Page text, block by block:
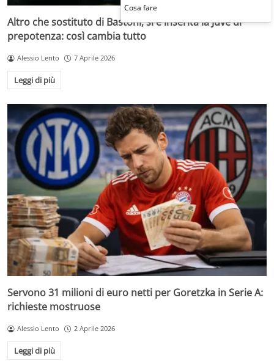
Altro che sostituto di Bastoni, si è inserita la Juve di
prepotenza: così cambia tutto
Alessio Lento 7 Aprile 2026
Leggi di più
Servono 31 milioni di euro netti per Goretzka in Serie A:
richieste mostruose
Alessio Lento 2 Aprile 2026
Leggi di più
Cosa fare